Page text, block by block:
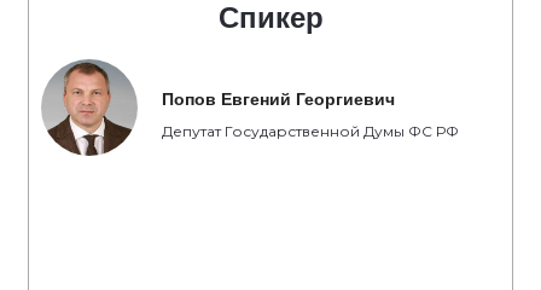
Спикер
Попов Евгений Георгиевич
Депутат Государственной Думы ФС РФ